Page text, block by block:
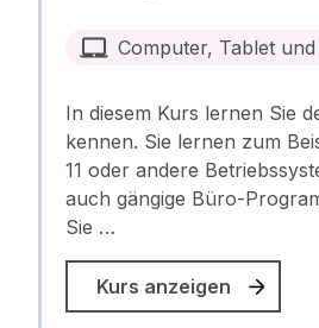
Computer, Tablet
In diesem Kurs lernen Sie
kennen. Sie lernen zum
11 oder andere
auch gängige Büro-
Sie …
Kurs anzeigen